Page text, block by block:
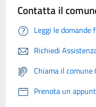
Contatta il
Leggi le domande
Richiedi
Chiama il
Prenota un